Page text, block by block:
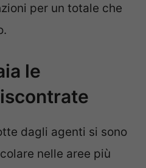
per un totale che
le
dagli agenti si sono
nelle aree più